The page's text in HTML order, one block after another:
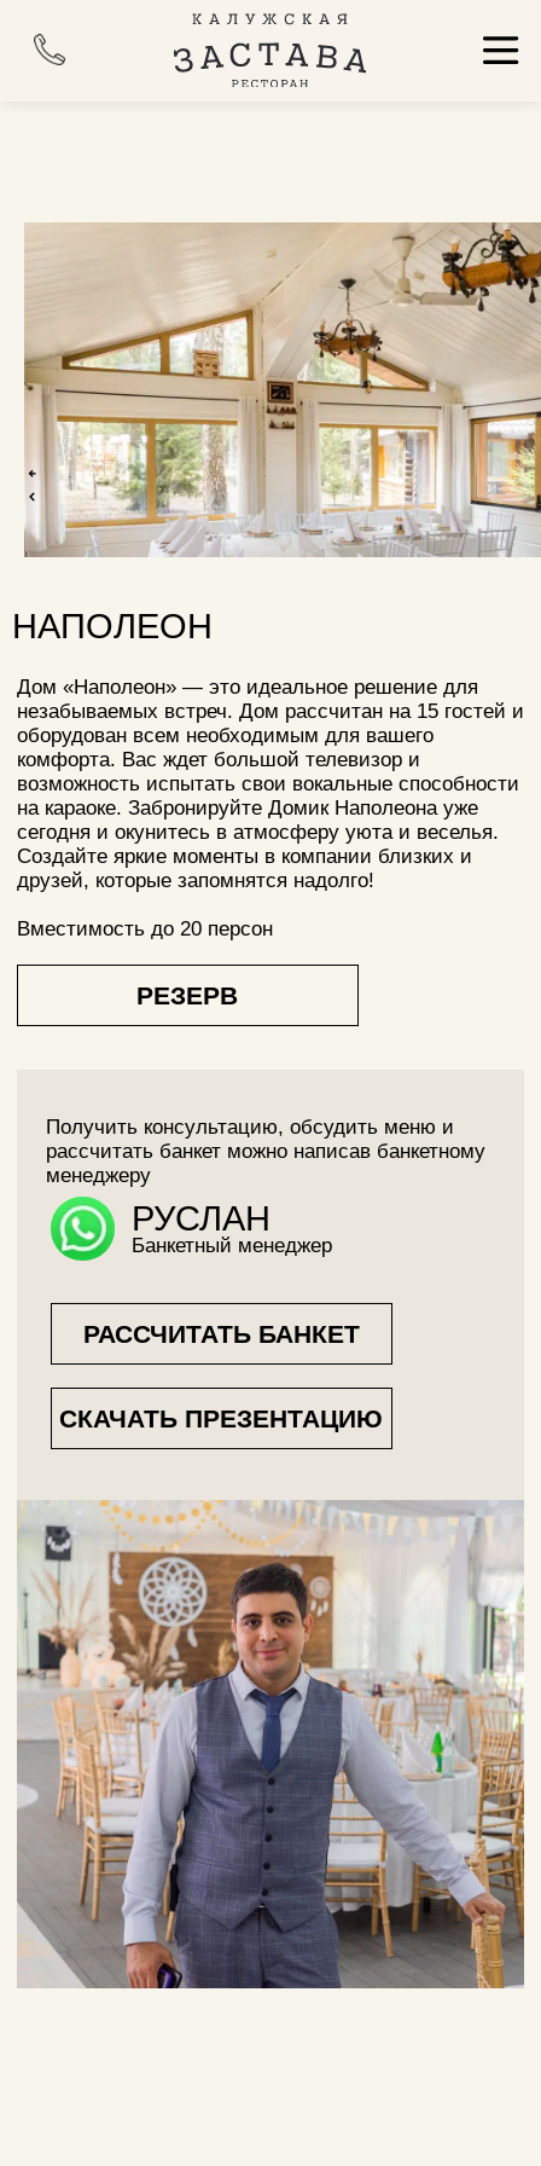
ГЛАВНАЯ
Получить консультацию, обсудить меню и
рассчитать банкет можно написав банкетному
менеджеру
Банкетный менеджер
РУСЛАН
НАПОЛЕОН
РЕЗЕРВ
Дом «Наполеон» — это идеальное решение для
незабываемых встреч. Дом рассчитан на 15 гостей и
оборудован всем необходимым для вашего
комфорта. Вас ждет большой телевизор и
возможность испытать свои вокальные способности
Создайте яркие моменты в компании близких и
друзей, которые запомнятся надолго!
КОНТАКТЫ
+7 (499) 408-7918
+7 (499) 342-8418
+7 (926) 803-8667
info@zastavarest.ru
-Банкетный менеджер